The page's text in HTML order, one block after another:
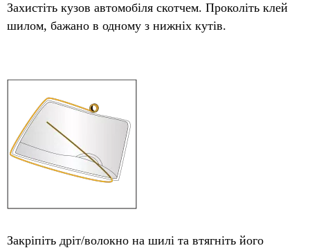
Захистіть кузов автомобіля скотчем. Проколіть клей
шилом, бажано в одному з нижніх кутів.
Закріпіть дріт/волокно на шилі та втягніть його